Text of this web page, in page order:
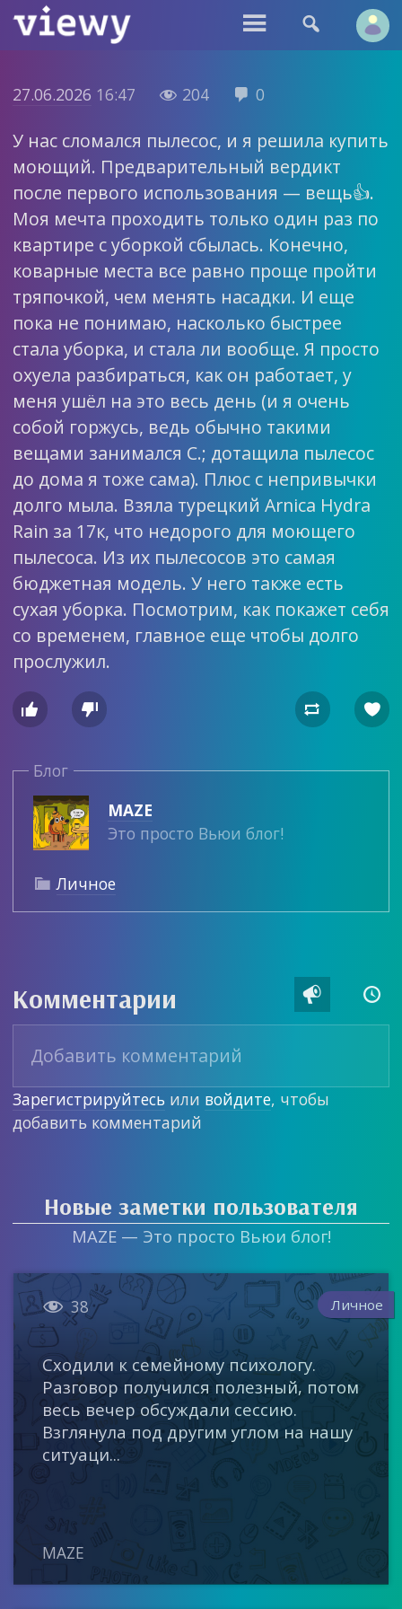
 
27.06.2026 16:47  204  0
У нас сломался пылесос, и я решила купить
моющий. Предварительный вердикт
после первого использования — вещь👍.
Моя мечта проходить только один раз по
квартире с уборкой сбылась. Конечно,
коварные места все равно проще пройти
тряпочкой, чем менять насадки. И еще
пока не понимаю, насколько быстрее
стала уборка, и стала ли вообще. Я просто
охуела разбираться, как он работает, у
меня ушёл на это весь день (и я очень
собой горжусь, ведь обычно такими
вещами занимался С.; дотащила пылесос
до дома я тоже сама). Плюс с непривычки
долго мыла. Взяла турецкий Arnica Hydra
Rain за 17к, что недорого для моющего
пылесоса. Из их пылесосов это самая
бюджетная модель. У него также есть
сухая уборка. Посмотрим, как покажет себя
со временем, главное еще чтобы долго
прослужил.
   
Блог
MAZE
Это просто Вьюи блог!
 Личное
Комментарии  
Зарегистрируйтесь или войдите, чтобы
добавить комментарий
Новые заметки пользователя
MAZE — Это просто Вьюи блог!
 38 Личное
Сходили к семейному психологу.
Разговор получился полезный, потом
весь вечер обсуждали сессию.
Взглянула под другим углом на нашу
ситуаци...
MAZE